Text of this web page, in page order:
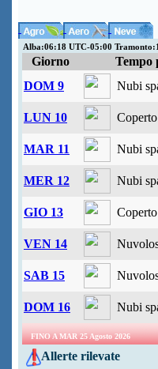
Alba:06:18 UTC-05:00
Giorno
Tempo
DOM 9
Nubi
LUN 10 Coperto
MAR 11 Nubi
MER 12 Nubi
GIO 13 Coperto
VEN 14
SAB 15
DOM 16 Nubi
FINO A MAR 25 Agosto 2026
Allerte rilevate